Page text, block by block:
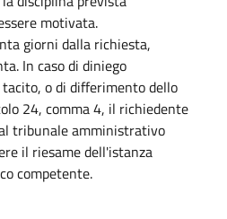
motivata.
giorni dalla richiesta,
In caso di diniego
tacito, o di differimento dello
24, comma 4, il richiedente
tribunale amministrativo
il riesame dell'istanza
competente.